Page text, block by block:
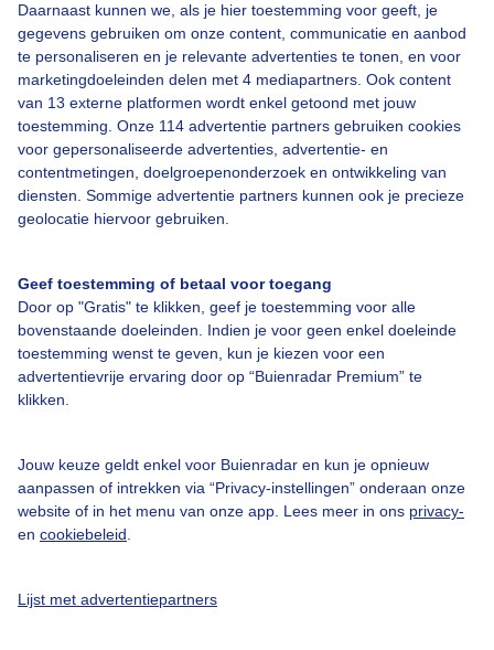
Daarnaast kunnen we, als je hier toestemming voor geeft, je
gegevens gebruiken om onze content, communicatie en aanbod
te personaliseren en je relevante advertenties te tonen, en voor
marketingdoeleinden delen met 4 mediapartners. Ook content
van 13 externe platformen wordt enkel getoond met jouw
toestemming. Onze 114 advertentie partners gebruiken cookies
voor gepersonaliseerde advertenties, advertentie- en
contentmetingen, doelgroepenonderzoek en ontwikkeling van
diensten. Sommige advertentie partners kunnen ook je precieze
geolocatie hiervoor gebruiken.
Geef toestemming of betaal voor toegang
Door op "Gratis" te klikken, geef je toestemming voor alle
bovenstaande doeleinden. Indien je voor geen enkel doeleinde
toestemming wenst te geven, kun je kiezen voor een
advertentievrije ervaring door op “Buienradar Premium” te
klikken.
Jouw keuze geldt enkel voor Buienradar en kun je opnieuw
aanpassen of intrekken via “Privacy-instellingen” onderaan onze
website of in het menu van onze app. Lees meer in ons privacy-
en cookiebeleid
Lijst met advertentiepartners
Een moment geduld aub...
Over Buienradar
Veelgestelde vragen
Contact
Toegankelijkheid
Buienradar Team
Privacy instellingen